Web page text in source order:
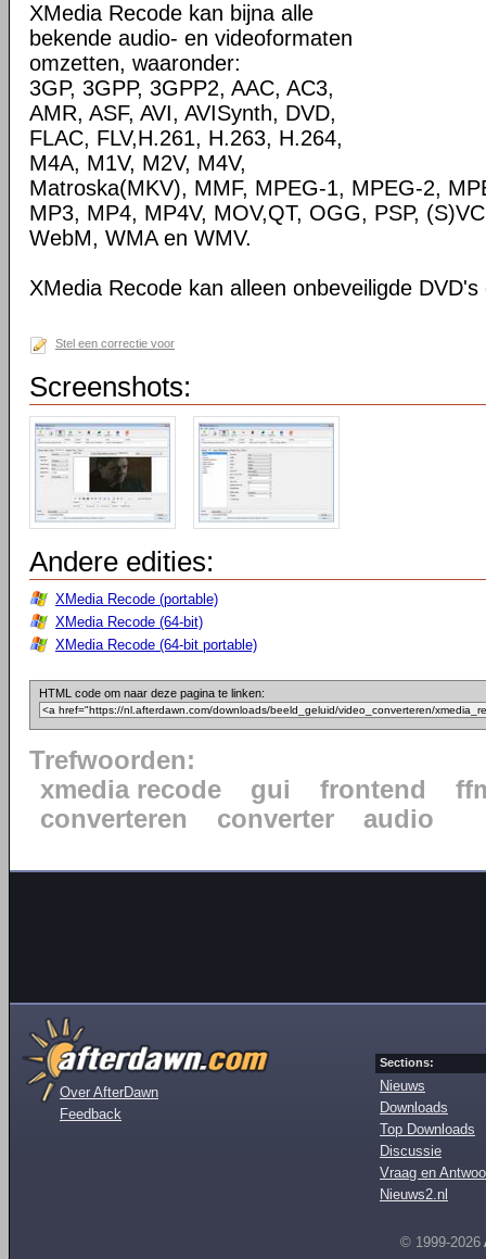
XMedia Recode kan bijna alle
bekende audio- en videoformaten
omzetten, waaronder:
3GP, 3GPP, 3GPP2, AAC, AC3,
AMR, ASF, AVI, AVISynth, DVD,
FLAC, FLV,H.261, H.263, H.264,
M4A, M1V, M2V, M4V,
Matroska(MKV), MMF, MPEG-1, MPEG-2,
MP3, MP4, MP4V, MOV,QT, OGG, PSP,
WebM, WMA en WMV.
XMedia Recode kan alleen onbeveiligde
Stel een correctie voor
Screenshots:
Andere edities:
XMedia Recode (portable)
XMedia Recode (64-bit)
XMedia Recode (64-bit portable)
HTML code om naar deze pagina te linken:
Trefwoorden:
xmedia recode
gui frontend
converteren
converter audio
Over AfterDawn
Feedback
Sections:
Nieuws
Downloads
Top Downloads
Discussie
Vraag en
Nieuws2.nl
© 1999-2026